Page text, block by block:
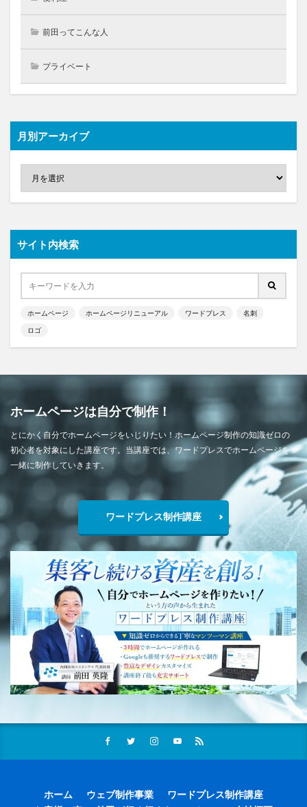
前田ってこんな人
プライベート
月別アーカイブ
サイト内検索
ホームページ ホームページリニューアル ワードプレス 名刺
ロゴ
ホームページは自分で制作！
とにかく自分でホームページをいじりたい！ホームページ制作の知識ゼロの
初心者を対象にした講座です。当講座では、ワードプレスでホームページを
一緒に制作していきます。
ワードプレス制作講座
ホーム ウェブ制作事業
ワードプレス制作講座